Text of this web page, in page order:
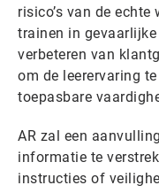
risico’s van de
trainen in
verbeteren van
om de leerervaring
toepasbare
AR zal een
informatie te
instructies of